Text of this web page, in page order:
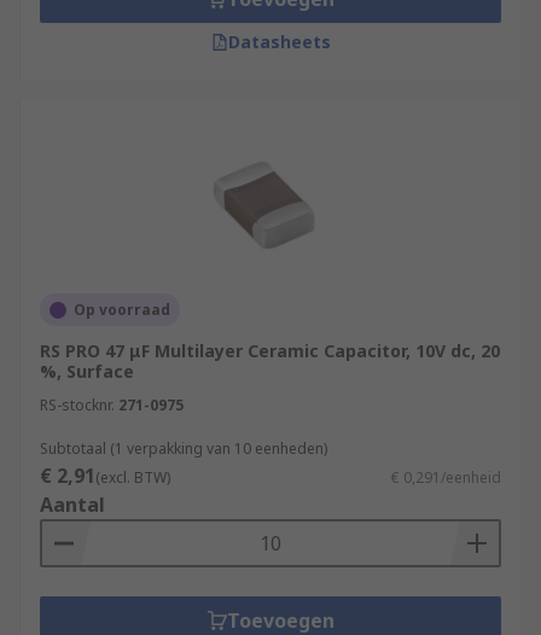
Datasheets
Op voorraad
RS PRO 47 μF Multilayer Ceramic Capacitor, 10V dc, 20
%, Surface
RS-stocknr. 271-0975
Subtotaal (1 verpakking van 10 eenheden)
€ 2,91(excl. BTW) € 0,291/eenheid
Aantal
Toevoegen